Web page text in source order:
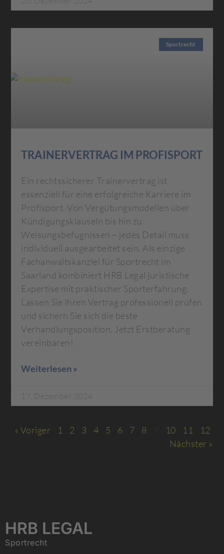
Sportrecht
TRAINERVERTRAG IM PROFISPORT
Ein rechtssicherer Trainervertrag ist
essenziell für eine erfolgreiche Karriere im
Profisport. Von Vergütungsmodellen über
Kündigungsklauseln bis hin zu
Weisungsbefugnissen – jedes Detail muss
individuell ausgearbeitet sein. Als einzige
Fachanwaltskanzlei für Sportrecht im
Saarland kombiniert HRB Legal juristische
Expertise mit praktischer Sporterfahrung.
Lassen Sie Ihren Vertrag professionell prüfen
und sichern Sie sich die beste
Verhandlungsposition. Jetzt Erstberatung
vereinbaren!
Weiterlesen »
17. Dezember 2024
« Voriger 1 2 3 4 5 6 7 8 10 11
12
Nächster »
HRB LEGAL
Sportrecht